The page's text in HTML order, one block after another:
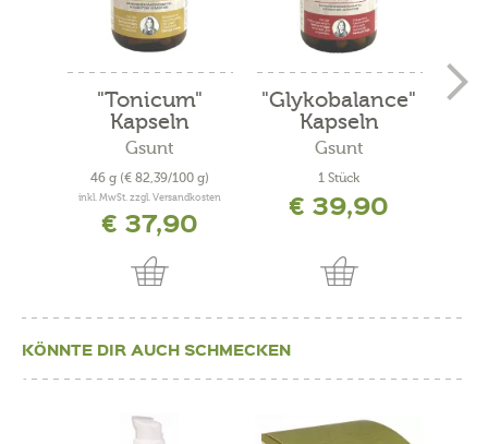
"Tonicum"
Kapseln
Gsunt
46 g (€ 82,39/100 g)
inkl. MwSt. zzgl. Versandkosten
€ 37,90
"Glykobalance"
Kapseln
Gsunt
1 Stück
€ 39,90
KÖNNTE DIR AUCH SCHMECKEN